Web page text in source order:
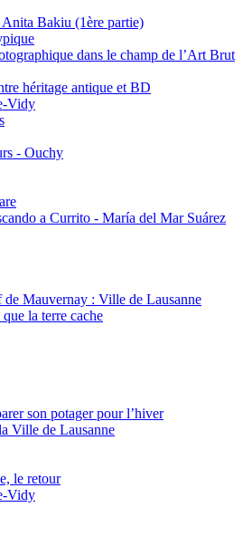
Bakiu (1ère partie)
dans le champ de l’Art Brut
héritage antique et BD
Vidy
- Ouchy
a Currito - María del Mar Suárez
de Mauvernay : Ville de Lausanne
la terre cache
son potager pour l’hiver
Ville de Lausanne
le retour
Vidy